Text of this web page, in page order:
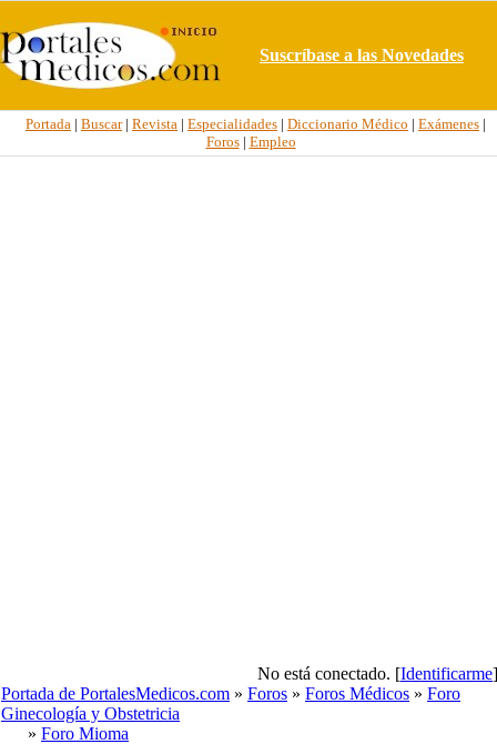
Suscríbase a las Novedades
Portada | Buscar| Revista | Especialidades | Diccionario Médico | Exámenes |
Foros| Empleo
No está conectado. [Identificarme]
Portada de PortalesMedicos.com » Foros » Foros Médicos » Foro
Ginecología y Obstetricia
» Foro Mioma